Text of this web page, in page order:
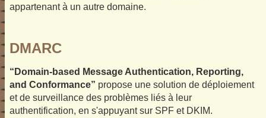
appartenant à un autre domaine.
DMARC
“Domain-based Message Authentication, Reporting,
and Conformance” propose une solution de déploiement
et de surveillance des problèmes liés à leur
authentification, en s'appuyant sur SPF et DKIM.